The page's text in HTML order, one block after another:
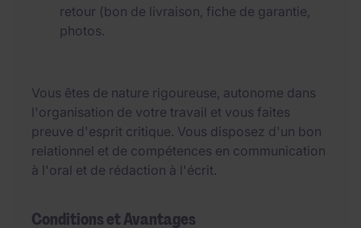
retour (bon de livraison, fiche de garantie,
photos.
Vous êtes de nature rigoureuse, autonome dans
l'organisation de votre travail et vous faites
preuve d'esprit critique. Vous disposez d'un bon
relationnel et de compétences en communication
à l'oral et de rédaction à l'écrit.
Conditions et Avantages